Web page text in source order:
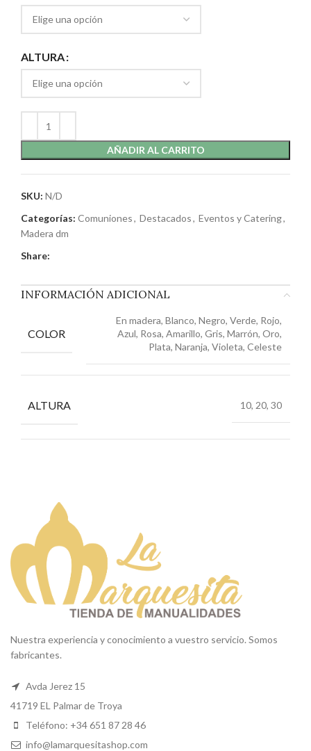
ALTURA
AÑADIR AL CARRITO
SKU: N/D
Categorías: Comuniones, Destacados, Eventos y Catering,
Madera dm
Share:
INFORMACIÓN ADICIONAL
COLOR
En madera, Blanco, Negro, Verde, Rojo,
Azul, Rosa, Amarillo, Gris, Marrón, Oro,
Plata, Naranja, Violeta, Celeste
ALTURA 10, 20, 30
Nuestra experiencia y conocimiento a vuestro servicio. Somos
fabricantes.
Avda Jerez 15
41719 EL Palmar de Troya
Teléfono: +34 651 87 28 46
info@lamarquesitashop.com